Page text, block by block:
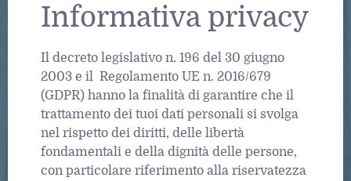
Informativa privacy
Il decreto legislativo n. 196 del 30 giugno
2003 e il Regolamento UE n. 2016/679
(GDPR) hanno la finalità di garantire che il
trattamento dei tuoi dati personali si svolga
nel rispetto dei diritti, delle libertà
fondamentali e della dignità delle persone,
con particolare riferimento alla riservatezza